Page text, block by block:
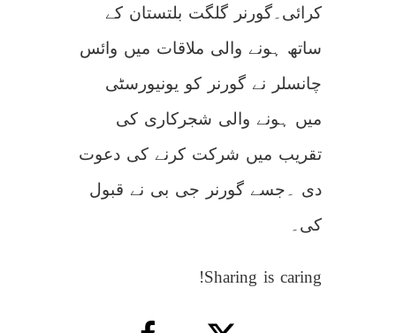
کرائی۔گورنر گلگت بلتستان کے
ساتھ ہونے والی ملاقات میں وائس
چانسلر نے گورنر کو یونیورسٹی
میں ہونے والی شجرکاری کی
تقریب میں شرکت کرنے کی دعوت
دی ۔جسے گورنر جی بی نے قبول
کی۔
Sharing is caring!